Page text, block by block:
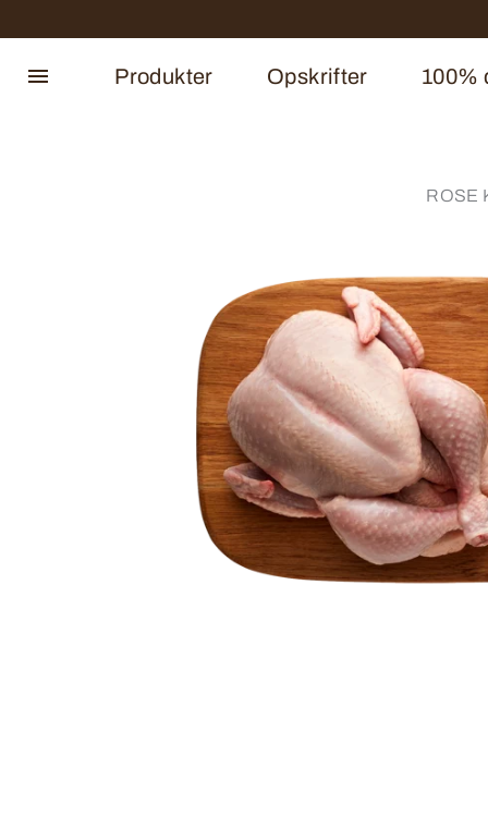
Produkter Opskrifter 100%
ROSE